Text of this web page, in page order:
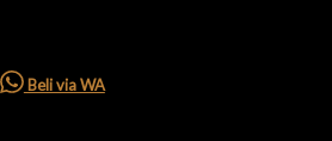
Beli via WA